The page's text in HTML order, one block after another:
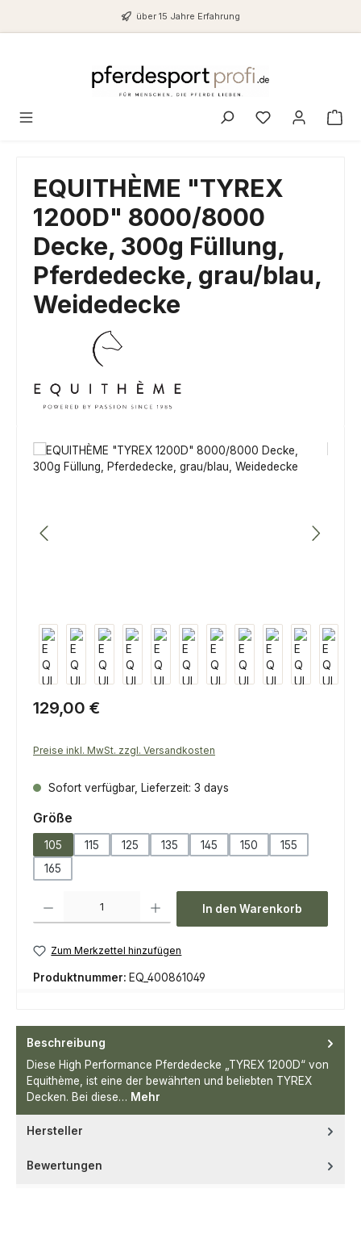
Zum Hauptinhalt springenüber 15 Jahre Erfahrung
Du hast 0
EQUITHÈME "TYREX
1200D" 8000/8000
Decke, 300g Füllung,
Pferdedecke, grau/blau,
Weidedecke
Bildergalerie überspringen
Regulärer Preis:
129,00 €
Preise inkl. MwSt. zzgl. Versandkosten
Sofort verfügbar, Lieferzeit: 3 days
Größe
105 115 125 135 145 150
155
165
In den Warenkorb
Zum Merkzettel hinzufügen
Produktnummer: EQ_400861049
Beschreibung
Diese High Performance Pferdedecke „TYREX 1200D“ von
Equithème, ist eine der bewährten und beliebten TYREX
Decken. Bei diese… Mehr
Hersteller
Bewertungen